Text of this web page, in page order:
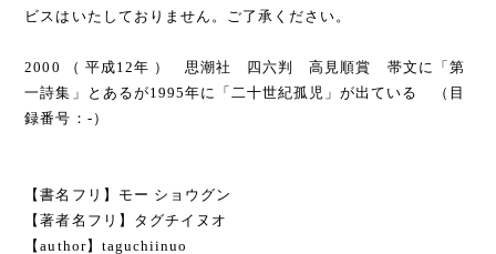
ビスはいたしておりません。ご了承ください。
2000 （ 平成12年 ） 思潮社 四六判 高見順賞 帯文に「第
一詩集」とあるが1995年に「二十世紀孤児」が出ている （目
録番号：-）
【書名フリ】モー ショウグン
【著者名フリ】タグチイヌオ
【author】taguchiinuo